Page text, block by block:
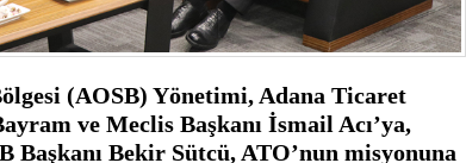
(AOSB) Yönetimi, Adana Ticaret
ve Meclis Başkanı İsmail Acı’ya,
Başkanı Bekir Sütcü, ATO’nun misyonuna